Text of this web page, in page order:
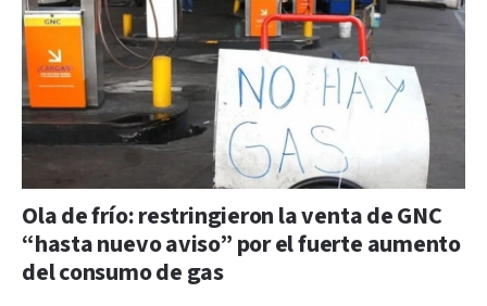
Ola de frío: restringieron la venta de GNC
“hasta nuevo aviso” por el fuerte aumento
del consumo de gas